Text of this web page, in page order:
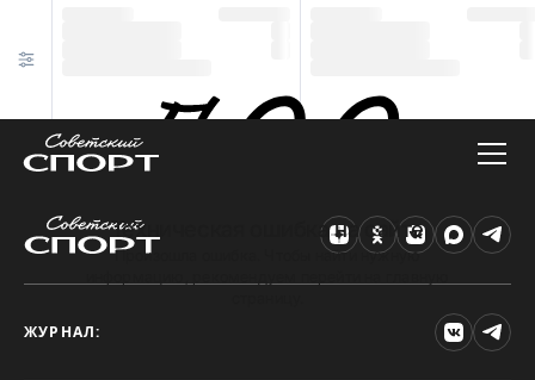
Техническая ошибка на сайте
Произошла ошибка. Чтобы найти нужную
ЖУРНАЛ: